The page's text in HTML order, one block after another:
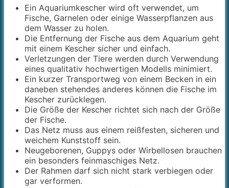
Ein Aquariumkescher wird oft verwendet, um
Fische, Garnelen oder einige Wasserpflanzen aus
dem Wasser zu holen.
Die Entfernung der Fische aus dem Aquarium geht
mit einem Kescher sicher und einfach.
Verletzungen der Tiere werden durch Verwendung
eines qualitativ hochwertigen Modells minimiert.
Ein kurzer Transportweg von einem Becken in ein
daneben stehendes anderes können die Fische im
Kescher zurücklegen.
Die Größe der Kescher richtet sich nach der Größe
der Fische.
Das Netz muss aus einem reißfesten, sicheren und
weichem Kunststoff sein.
Neugeborenen, Guppys oder Wirbellosen brauchen
ein besonders feinmaschiges Netz.
Der Rahmen darf sich nicht stark verbiegen oder
gar verformen.